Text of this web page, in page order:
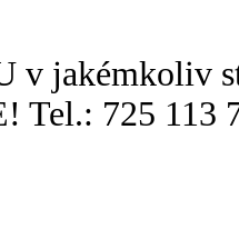
jakémkoliv
Tel.: 725 113